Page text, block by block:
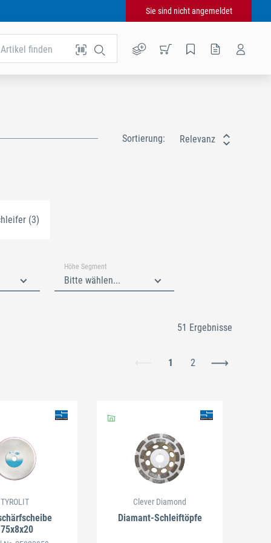
Sie sind nicht angemeldet
finden
Sortierung: Relevanz
(3)
Höhe Segment
Bitte wählen...
51 Ergebnisse
1 2
TYROLIT Clever Diamond
Diamant-Schleiftöpfe